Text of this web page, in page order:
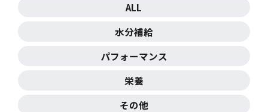
ALL
水分補給
パフォーマンス
栄養
その他